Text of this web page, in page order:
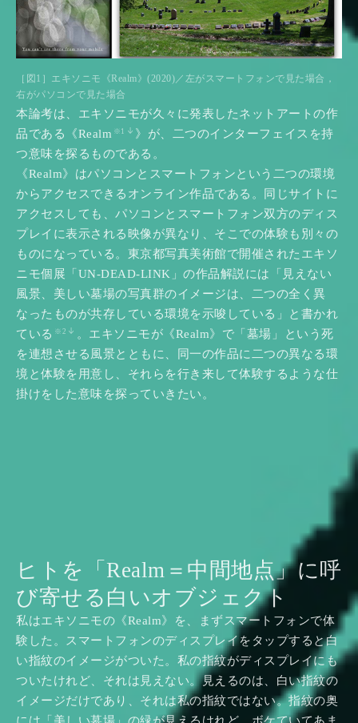
［図1］エキソニモ《Realm》(2020)／左がスマートフォンで見た場合，
右がパソコンで見た場合
本論考は、エキソニモが久々に発表したネットアートの作
品である《Realm ※1
》が、二つのインターフェイスを持
つ意味を探るものである。
《Realm》はパソコンとスマートフォンという二つの環境
からアクセスできるオンライン作品である。同じサイトに
アクセスしても、パソコンとスマートフォン双方のディス
プレイに表示される映像が異なり、そこでの体験も別々の
ものになっている。東京都写真美術館で開催されたエキソ
ニモ個展「UN-DEAD-LINK」の作品解説には「見えない
風景、美しい墓場の写真群のイメージは、二つの全く異
なったものが共存している環境を示唆している」と書かれ
ている ※2
。エキソニモが《Realm》で「墓場」という死
を連想させる風景とともに、同一の作品に二つの異なる環
境と体験を用意し、それらを行き来して体験するような仕
掛けをした意味を探っていきたい。
ヒトを「Realm＝中間地点」に呼
び寄せる白いオブジェクト
私はエキソニモの《Realm》を、まずスマートフォンで体
験した。スマートフォンのディスプレイをタップすると白
い指紋のイメージがついた。私の指紋がディスプレイにも
ついたけれど、それは見えない。見えるのは、白い指紋の
イメージだけであり、それは私の指紋ではない。指紋の奥
には「美しい墓場」の緑が見えるけれど、ボケていてあま